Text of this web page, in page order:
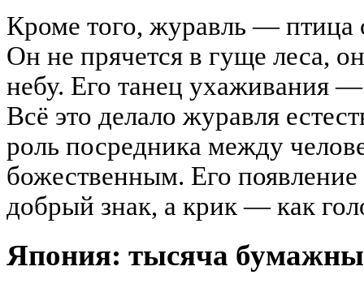
Кроме того, журавль — птица
Он не прячется в гуще леса,
небу. Его танец ухаживания
Всё это делало журавля
роль посредника между
божественным. Его появление
добрый знак, а крик — как
Япония: тысяча